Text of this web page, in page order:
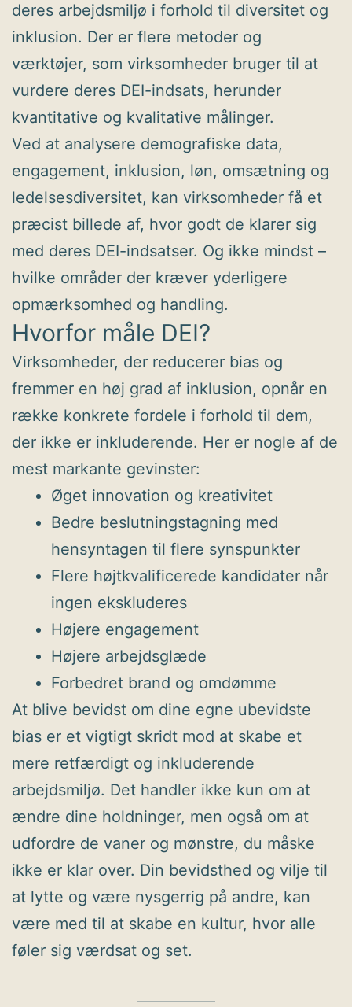
deres arbejdsmiljø i forhold til diversitet og
inklusion. Der er flere metoder og
værktøjer, som virksomheder bruger til at
vurdere deres DEI-indsats, herunder
kvantitative og kvalitative målinger.
Ved at analysere demografiske data,
engagement, inklusion, løn, omsætning og
ledelsesdiversitet, kan virksomheder få et
præcist billede af, hvor godt de klarer sig
med deres DEI-indsatser. Og ikke mindst –
hvilke områder der kræver yderligere
opmærksomhed og handling.
Hvorfor måle DEI?
Virksomheder, der reducerer bias og
fremmer en høj grad af inklusion, opnår en
række konkrete fordele i forhold til dem,
der ikke er inkluderende. Her er nogle af de
mest markante gevinster:
Øget innovation og kreativitet
Bedre beslutningstagning med
hensyntagen til flere synspunkter
Flere højtkvalificerede kandidater når
ingen ekskluderes
Højere engagement
Højere arbejdsglæde
Forbedret brand og omdømme
At blive bevidst om dine egne ubevidste
bias er et vigtigt skridt mod at skabe et
mere retfærdigt og inkluderende
arbejdsmiljø. Det handler ikke kun om at
ændre dine holdninger, men også om at
udfordre de vaner og mønstre, du måske
ikke er klar over. Din bevidsthed og vilje til
at lytte og være nysgerrig på andre, kan
være med til at skabe en kultur, hvor alle
føler sig værdsat og set.